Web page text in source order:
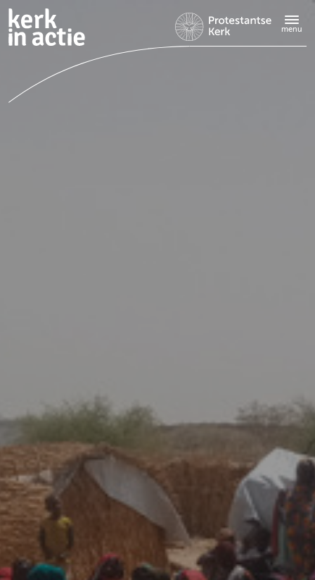
Doorgaan
naar
hoofdinhoud
menu